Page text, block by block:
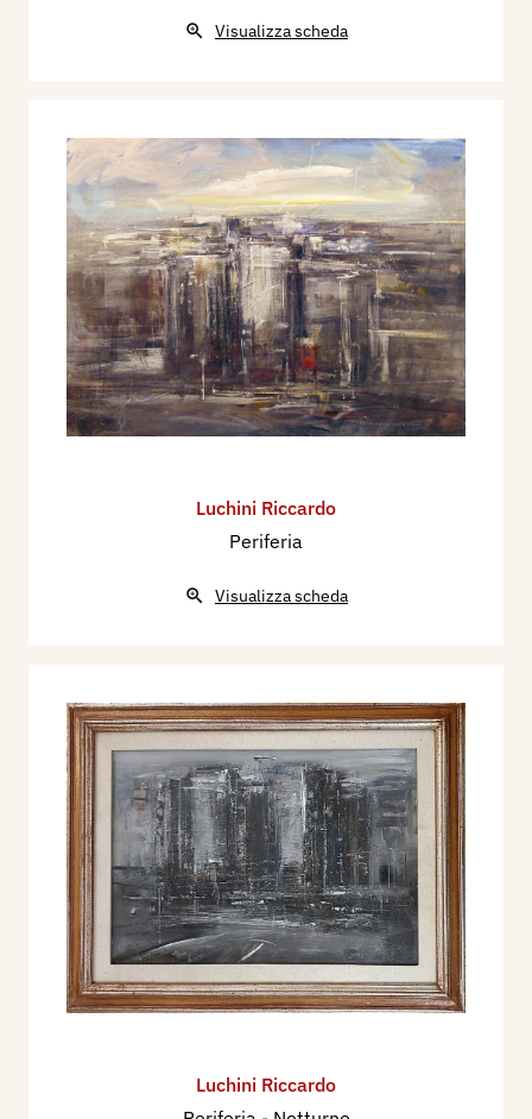
Visualizza scheda
Luchini Riccardo
Periferia
Visualizza scheda
Luchini Riccardo